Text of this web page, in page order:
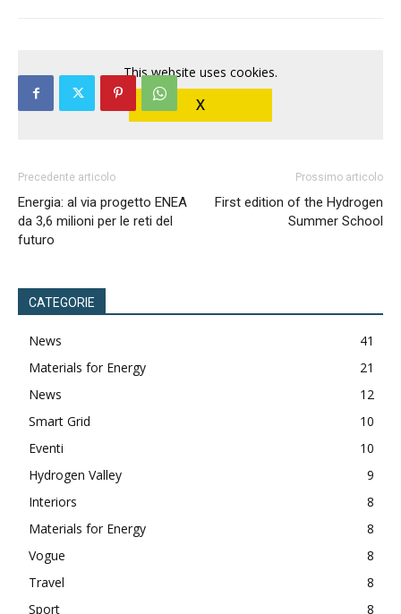
This website uses cookies.
X
Precedente articolo
Energia: al via progetto ENEA
da 3,6 milioni per le reti del
futuro
Prossimo articolo
First edition of the Hydrogen
Summer School
CATEGORIE
News
41
Materials for Energy
21
News
12
Smart Grid
10
Eventi
10
Hydrogen Valley
9
Interiors
8
Materials for Energy
8
Vogue
8
Travel
8
Sport
8